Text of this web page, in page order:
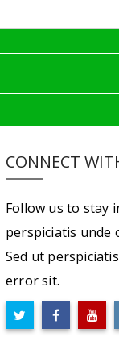
CONNECT
Follow us to stay
perspiciatis unde
Sed ut
error sit.